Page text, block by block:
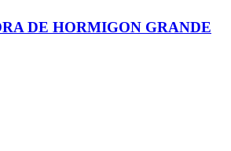
DE HORMIGON GRANDE